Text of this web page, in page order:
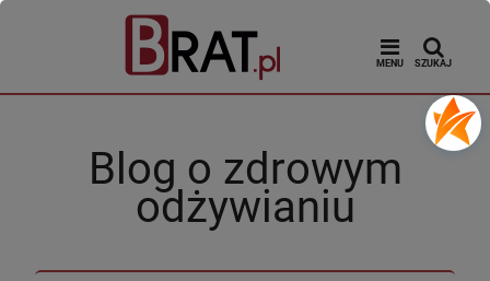
MENU SZUKAJ
Blog o zdrowym
odżywianiu